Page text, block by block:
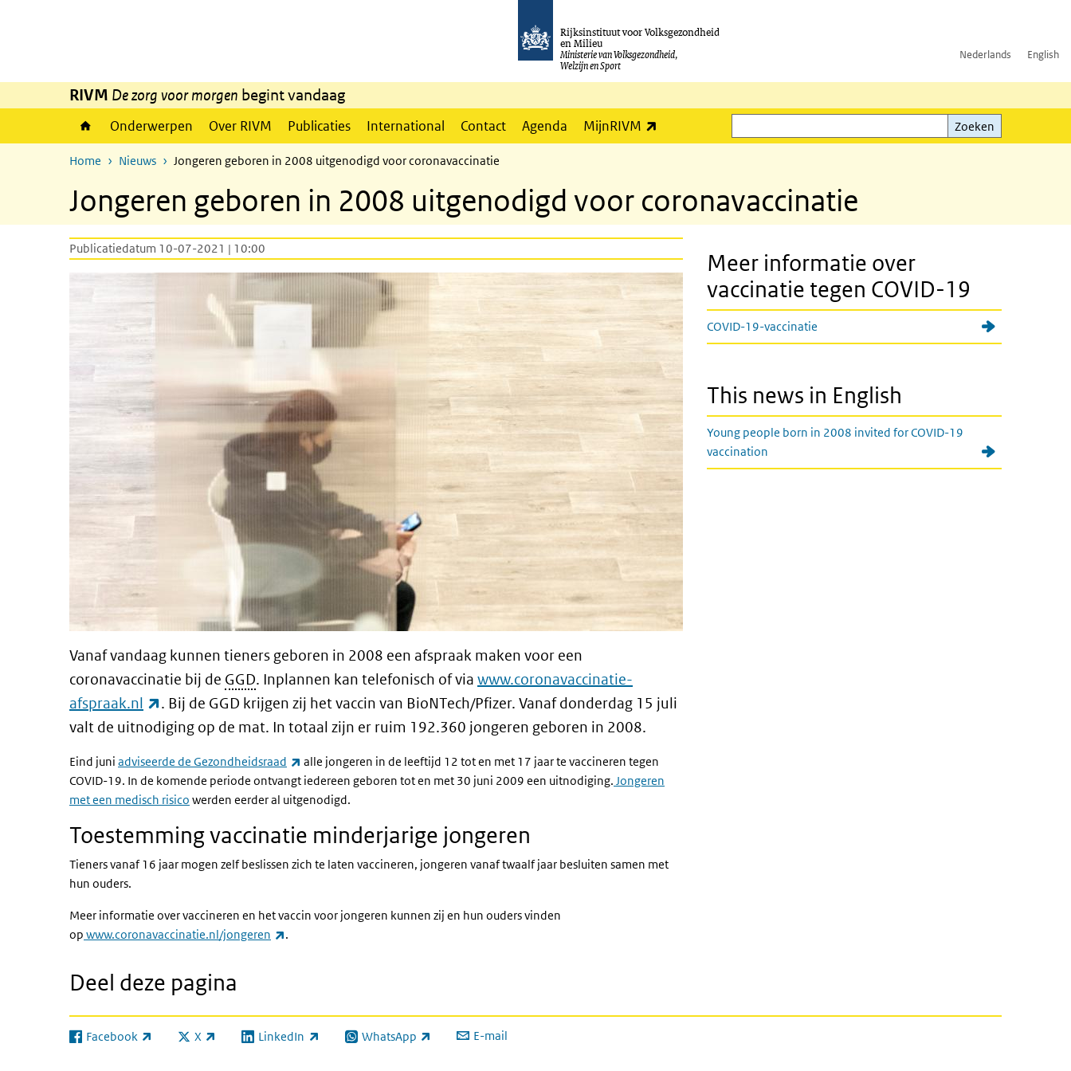
Rijksinstituut voor Volksgezondheid
en Milieu
Ministerie van Volksgezondheid,
Welzijn en Sport
Nederlands English
RIVM De zorg voor morgen begint vandaag
Onderwerpen Over RIVM Publicaties International Contact Agenda MijnRIVM
Zoeken
Zoeken
Home Nieuws Jongeren geboren in 2008 uitgenodigd voor coronavaccinatie
Jongeren geboren in 2008 uitgenodigd voor coronavaccinatie
Publicatiedatum 10-07-2021 | 10:00
Vanaf vandaag kunnen tieners geboren in 2008 een afspraak maken voor een
coronavaccinatie bij de GGD. Inplannen kan telefonisch of via www.coronavaccinatie-
afspraak.nl
(externe link)
. Bij de GGD krijgen zij het vaccin van BioNTech/Pfizer. Vanaf donderdag 15 juli
valt de uitnodiging op de mat. In totaal zijn er ruim 192.360 jongeren geboren in 2008.
Eind juni adviseerde de Gezondheidsraad (externe link)
alle jongeren in de leeftijd 12 tot en met 17 jaar te vaccineren tegen
COVID-19. In de komende periode ontvangt iedereen geboren tot en met 30 juni 2009 een uitnodiging. Jongeren
met een medisch risico werden eerder al uitgenodigd.
Toestemming vaccinatie minderjarige jongeren
Tieners vanaf 16 jaar mogen zelf beslissen zich te laten vaccineren, jongeren vanaf twaalf jaar besluiten samen met
hun ouders.
Meer informatie over vaccineren en het vaccin voor jongeren kunnen zij en hun ouders vinden
op www.coronavaccinatie.nl/jongeren (externe link)
.
Meer informatie over
vaccinatie tegen COVID-19
COVID-19-vaccinatie
This news in English
Young people born in 2008 invited for COVID-19
vaccination
Deel deze pagina
Facebook
(externe link) X
(externe link) LinkedIn
(externe link) WhatsApp
(externe link) E-mail